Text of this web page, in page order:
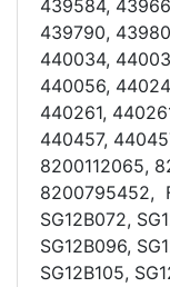
439584,
439790,
440034,
440056,
440261,
440457,
8200112065,
8200795452,
SG12B072,
SG12B096,
SG12B105,